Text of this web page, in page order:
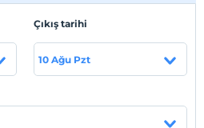
Cam Terasi 16 km
Çıkış tarihi
10 Ağu Pzt